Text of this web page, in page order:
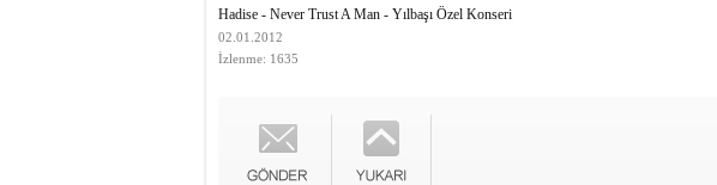
Hadise - Never Trust A Man - Yılbaşı Özel Konseri
02.01.2012
İzlenme: 1635